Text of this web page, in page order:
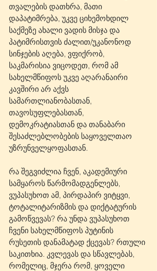
თვალების დათხრა, მათი
დაპატიმრება, უკვე ციხემოხდილ
საქმეზე ახალი ვადის მისჯა და
პატიმრისთვის ძალით/უკანონოდ
სინჯების აღება, ვფიქრობ,
საკმარისია ვიცოდეთ, რომ ამ
სახელმწიფოს უკვე აღარანაირი
კავშირი არ აქვს
სამართლიანობასთან,
თავოსუფლებასთან,
დემოკრატიასთან და თანაბარი
შესაძლებლობების საყოველთაო
უზრუნველყოფასთან.
რა შეგვიძლია ჩვენ, აკადემიური
სამყაროს წარმომადგენლებს,
ვუპასუხოთ ამ, პირდაპირ ვიტყვი,
ტოტალიტარიზმის და დიქტატურის
გამოწვევას? რა უნდა ვუპასუხოთ
ჩვენი სახელმწიფოს პუტინის
რუსეთის დანამატად ქცევას? რთული
საკითხია. კვლევას და სწავლებას,
რომელიც, მჯერა რომ, ყოველი